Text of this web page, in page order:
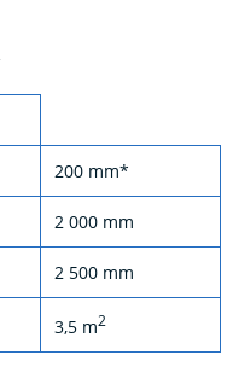
200 mm*
2 000 mm
2 500 mm
3,5 m2